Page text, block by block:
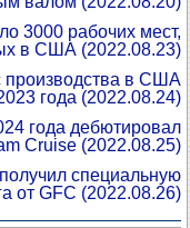
3000 рабочих мест,
в США (2022.08.23)
производства в США
года (2022.08.24)
года дебютировал
Cruise (2022.08.25)
специальную
от GFC (2022.08.26)